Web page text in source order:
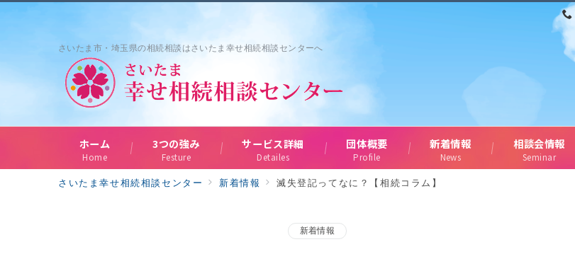
さいたま市・埼玉県の相続相談はさいたま幸せ相続相談センターへ
ホーム
Home
3つの強み
Festure
サービス詳細
Detailes
団体概要
Profile
新着情報
News
相談会情報
Seminar
さいたま幸せ相続相談センター 新着情報 滅失登記ってなに？【相続コラム】
新着情報